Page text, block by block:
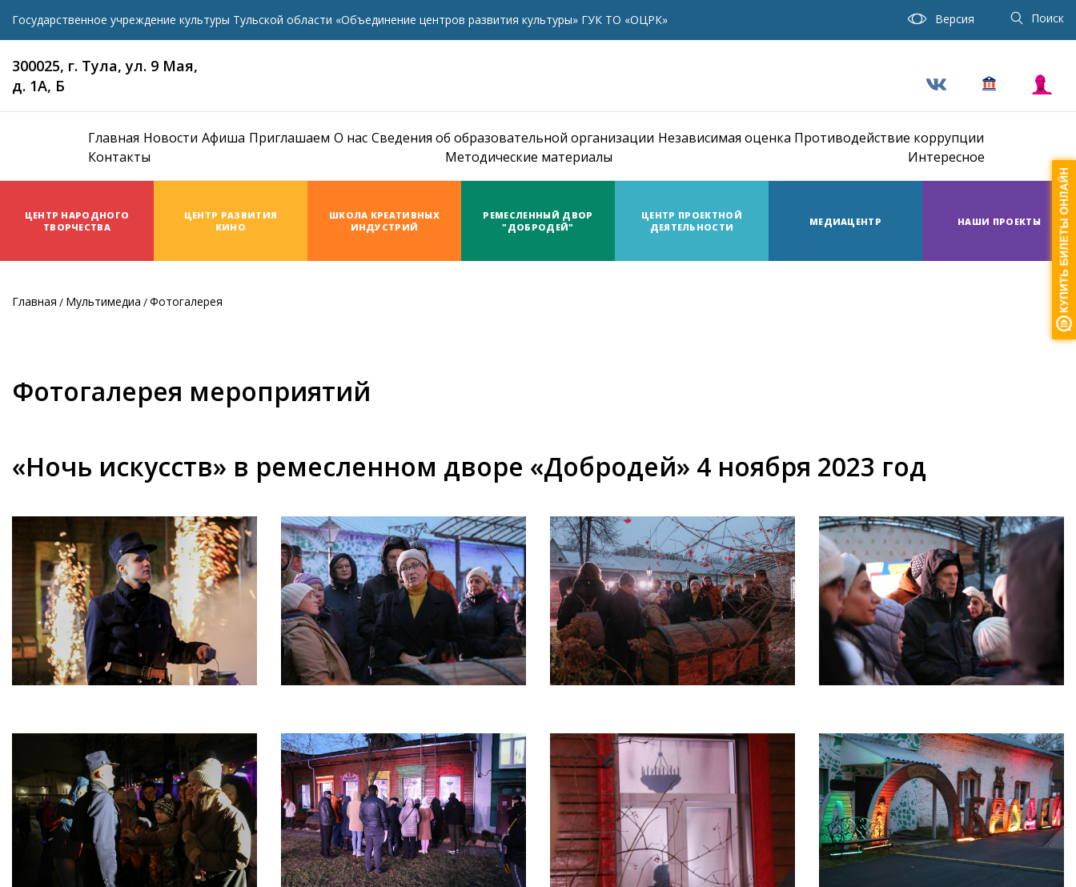
Государственное учреждение культуры Тульской области «Объединение центров развития культуры» ГУК ТО «ОЦРК» Версия Поиск
300025, г. Тула, ул. 9 Мая,
д. 1А, Б
Главная Новости Афиша Приглашаем О нас Сведения об образовательной организации Независимая оценка Противодействие коррупции
Контакты
Методические материалы Интересное
ЦЕНТР НАРОДНОГО
ТВОРЧЕСТВА
ЦЕНТР РАЗВИТИЯ
КИНО
ШКОЛА КРЕАТИВНЫХ
ИНДУСТРИЙ
РЕМЕСЛЕННЫЙ ДВОР
"ДОБРОДЕЙ"
ЦЕНТР ПРОЕКТНОЙ
ДЕЯТЕЛЬНОСТИ
МЕДИАЦЕНТР НАШИ ПРОЕКТЫ
Главная Мультимедиа Фотогалерея
Фотогалерея мероприятий
«Ночь искусств» в ремесленном дворе «Добродей» 4 ноября 2023 год